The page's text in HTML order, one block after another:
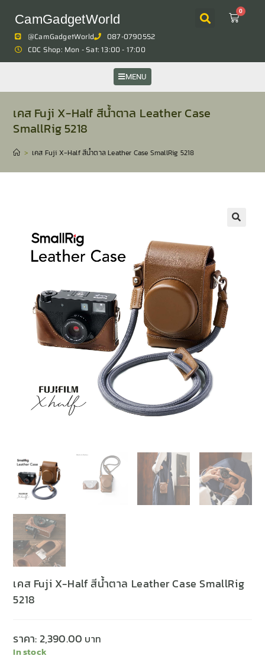
CamGadgetWorld
0
@CamGadgetWorld
087-0790552
CDC Shop: Mon - Sat: 13:00 - 17:00
MENU
เคส Fuji X-Half สีน้ำตาล Leather Case
SmallRig 5218
> เคส Fuji X-Half สีน้ำตาล Leather Case SmallRig 5218
เคส Fuji X-Half สีน้ำตาล Leather Case SmallRig
5218
ราคา:2,390.00
In stock